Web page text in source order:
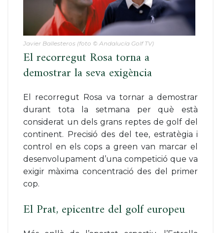
Javier Ballesteros (foto © Andalucía Golf TV)
El recorregut Rosa torna a
demostrar la seva exigència
El recorregut Rosa va tornar a demostrar
durant tota la setmana per què està
considerat un dels grans reptes de golf del
continent. Precisió des del tee, estratègia i
control en els cops a green van marcar el
desenvolupament d’una competició que va
exigir màxima concentració des del primer
cop.
El Prat, epicentre del golf europeu